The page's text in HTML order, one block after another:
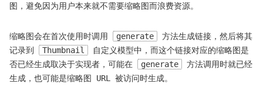
图，避免因为用户本来就不需要缩略图而浪费资源。
缩略图会在首次使用时调用 generate
方法生成链接，然后将其
记录到
Thumbnail
自定义模型中，而这个链接对应的缩略图是
否已经生成取决于实现者，可能在
generate
方法调用时就已经
生成，也可能是缩略图 URL 被访问时生成。